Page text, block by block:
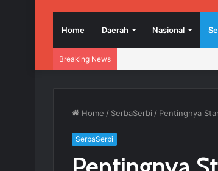
Home Daerah Nasional
Breaking News
Home / SerbaSerbi / Pentingnya
SerbaSerbi